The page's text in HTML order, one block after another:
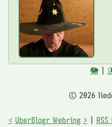
🐘|
© 2026
< UberBlogr Webring > |